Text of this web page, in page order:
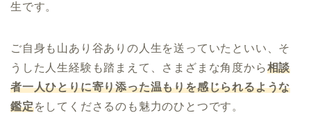
生です。
ご自身も山あり谷ありの人生を送っていたといい、そ
うした人生経験も踏まえて、さまざまな角度から相談
者一人ひとりに寄り添った温もりを感じられるような
鑑定をしてくださるのも魅力のひとつです。